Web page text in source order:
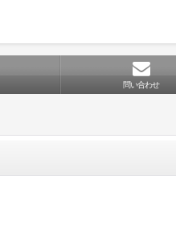
問い合わせ